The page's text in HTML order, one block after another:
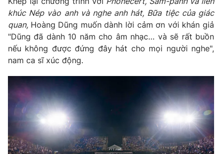
khúc Nép vào anh và nghe anh hát, Bữa tiệc của giác
quan, Hoàng Dũng muốn dành lời cảm ơn với khán giả
"Dũng đã dành 10 năm cho âm nhạc… và sẽ rất buồn
nếu không được đứng đây hát cho mọi người nghe",
nam ca sĩ xúc động.